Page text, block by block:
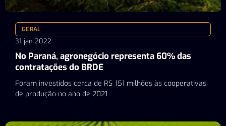
GERAL
31 jan 2022
No Paraná, agronegócio representa 60% das
contratações do BRDE
Foram investidos cerca de R$ 151 milhões às cooperativas
de produção no ano de 2021